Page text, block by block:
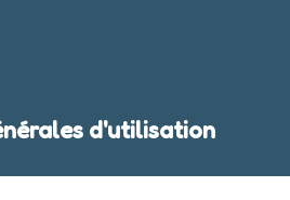
d'utilisation